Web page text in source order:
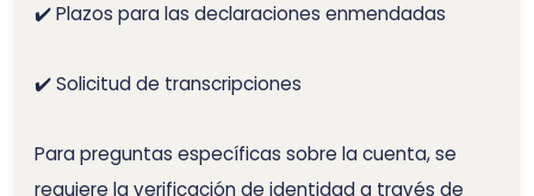
✔️ Plazos para las declaraciones enmendadas
✔️ Solicitud de transcripciones
Para preguntas específicas sobre la cuenta, se
requiere la verificación de identidad a través de